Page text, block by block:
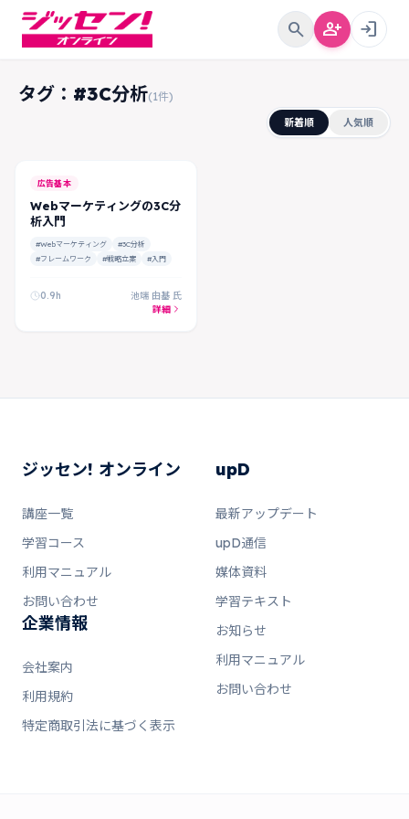
search person_add login
タグ：#3C分析(1件)
新着順 人気順
広告基本
Webマーケティングの3C分
析入門
#Webマーケティング
#3C分析
#フレームワーク
#戦略立案 #入門
0.9h
池端 由基 氏
詳細
ジッセン! オンライン
講座一覧
学習コース
利用マニュアル
お問い合わせ
企業情報
会社案内
利用規約
特定商取引法に基づく表示
upD
最新アップデート
upD通信
媒体資料
学習テキスト
お知らせ
利用マニュアル
お問い合わせ